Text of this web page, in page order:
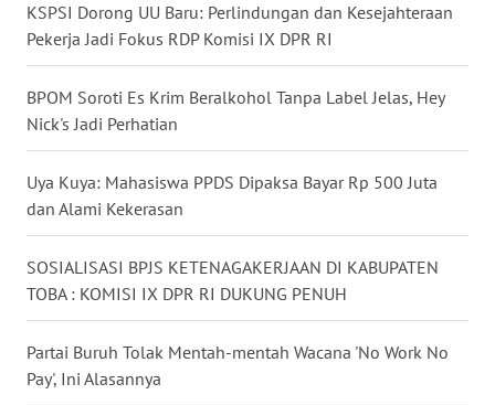
KSPSI Dorong UU Baru: Perlindungan dan Kesejahteraan
Pekerja Jadi Fokus RDP Komisi IX DPR RI
BPOM Soroti Es Krim Beralkohol Tanpa Label Jelas, Hey
Nick's Jadi Perhatian
Uya Kuya: Mahasiswa PPDS Dipaksa Bayar Rp 500 Juta
dan Alami Kekerasan
SOSIALISASI BPJS KETENAGAKERJAAN DI KABUPATEN
TOBA : KOMISI IX DPR RI DUKUNG PENUH
Partai Buruh Tolak Mentah-mentah Wacana 'No Work No
Pay', Ini Alasannya
WN
KEPRI
PAPUA
WN
PAPUA
BARAT
WN
RIAU
WN